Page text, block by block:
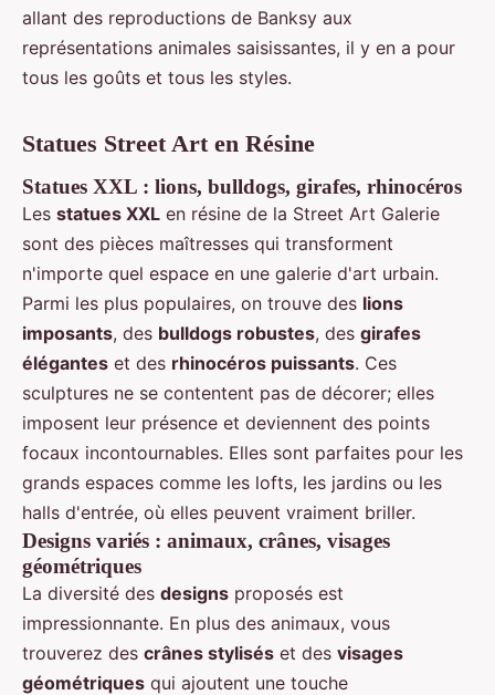
allant des reproductions de Banksy aux
représentations animales saisissantes, il y en a pour
tous les goûts et tous les styles.
Statues Street Art en Résine
Statues XXL : lions, bulldogs, girafes, rhinocéros
Les statues XXL en résine de la Street Art Galerie
sont des pièces maîtresses qui transforment
n'importe quel espace en une galerie d'art urbain.
Parmi les plus populaires, on trouve des lions
imposants, des bulldogs robustes, des girafes
élégantes et des rhinocéros puissants. Ces
sculptures ne se contentent pas de décorer; elles
imposent leur présence et deviennent des points
focaux incontournables. Elles sont parfaites pour les
grands espaces comme les lofts, les jardins ou les
halls d'entrée, où elles peuvent vraiment briller.
Designs variés : animaux, crânes, visages
géométriques
La diversité des designs proposés est
impressionnante. En plus des animaux, vous
trouverez des crânes stylisés et des visages
géométriques qui ajoutent une touche